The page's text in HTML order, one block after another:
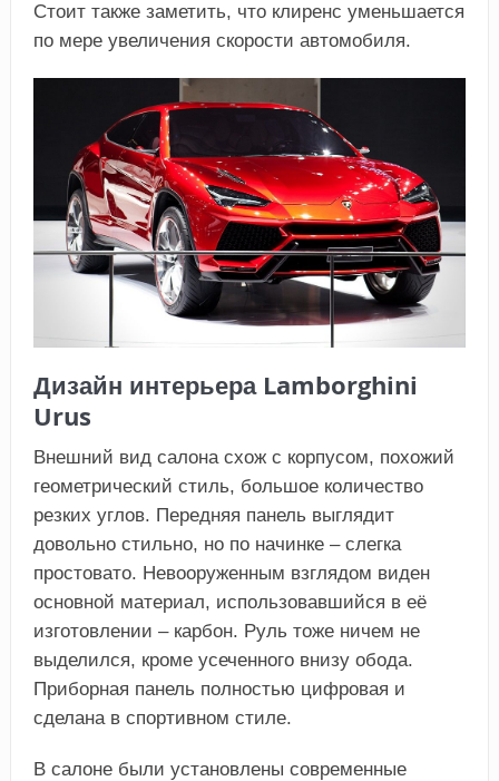
Стоит также заметить, что клиренс уменьшается
по мере увеличения скорости автомобиля.
Дизайн интерьера Lamborghini
Urus
Внешний вид салона схож с корпусом, похожий
геометрический стиль, большое количество
резких углов. Передняя панель выглядит
довольно стильно, но по начинке – слегка
простовато. Невооруженным взглядом виден
основной материал, использовавшийся в её
изготовлении – карбон. Руль тоже ничем не
выделился, кроме усеченного внизу обода.
Приборная панель полностью цифровая и
сделана в спортивном стиле.
В салоне были установлены современные